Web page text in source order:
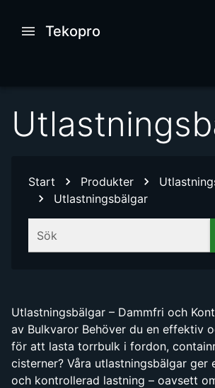
Tekopro
Start Produkter
Utlastningsbälgar
Sök
Utlastningsbälgar – Dammfri och
av Bulkvaror Behöver du en effektiv
för att lasta torrbulk i fordon,
cisterner? Våra utlastningsbälgar ger
och kontrollerad lastning – oavsett